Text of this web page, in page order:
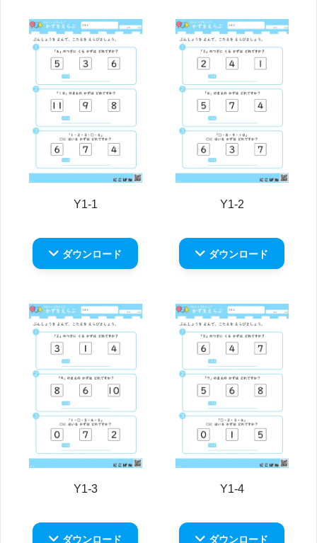
Y1-1
ダウンロード
Y1-2
ダウンロード
Y1-3
ダウンロード
Y1-4
ダウンロード